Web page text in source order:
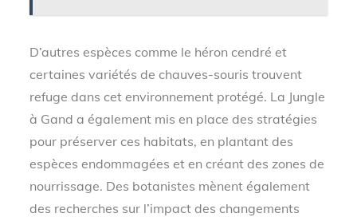
D’autres espèces comme le héron cendré et
certaines variétés de chauves-souris trouvent
refuge dans cet environnement protégé. La Jungle
à Gand a également mis en place des stratégies
pour préserver ces habitats, en plantant des
espèces endommagées et en créant des zones de
nourrissage. Des botanistes mènent également
des recherches sur l’impact des changements